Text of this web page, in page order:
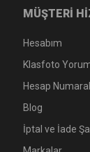
MÜŞTERİ
Hesabım
Klasfoto
Hesap
Blog
İptal ve İade